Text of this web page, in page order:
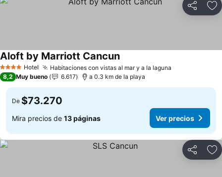
Compartir
4 EstrellasHotel Habitaciones con vistas al mar y a la laguna
Aloft by Marriott CancunVer precios
8,2 Muy bueno 6.617 a 0.3 km de la playa
De $73.270
Mira precios de 13 páginas Ver precios
Compartir